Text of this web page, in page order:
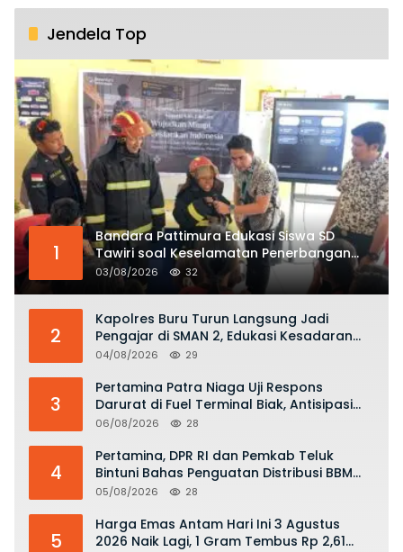
Jendela Top
1
Bandara Pattimura Edukasi Siswa SD
Tawiri soal Keselamatan Penerbangan
dan Bahaya Bermain Layang-layang di
KKOP
03/08/2026 32
2
Kapolres Buru Turun Langsung Jadi
Pengajar di SMAN 2, Edukasi Kesadaran
Hukum dan Stop Kekerasan
04/08/2026 29
3
Pertamina Patra Niaga Uji Respons
Darurat di Fuel Terminal Biak, Antisipasi
Risiko Kebakaran dan Tumpahan BBM
06/08/2026 28
4
Pertamina, DPR RI dan Pemkab Teluk
Bintuni Bahas Penguatan Distribusi BBM
dan LPG
05/08/2026 28
5
Harga Emas Antam Hari Ini 3 Agustus
2026 Naik Lagi, 1 Gram Tembus Rp 2,61